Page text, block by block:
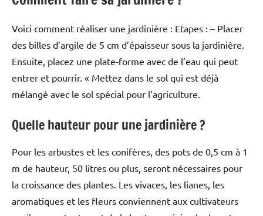
Voici comment réaliser une jardinière : Etapes : – Placer
des billes d’argile de 5 cm d’épaisseur sous la jardinière.
Ensuite, placez une plate-forme avec de l’eau qui peut
entrer et pourrir. « Mettez dans le sol qui est déjà
mélangé avec le sol spécial pour l’agriculture.
Quelle hauteur pour une jardinière ?
Pour les arbustes et les conifères, des pots de 0,5 cm à 1
m de hauteur, 50 litres ou plus, seront nécessaires pour
la croissance des plantes. Les vivaces, les lianes, les
aromatiques et les fleurs conviennent aux cultivateurs